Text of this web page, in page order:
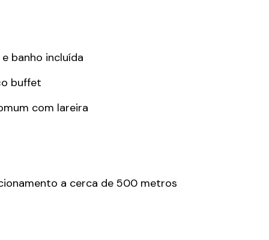
banho incluída
buffet
com lareira
a cerca de 500 metros